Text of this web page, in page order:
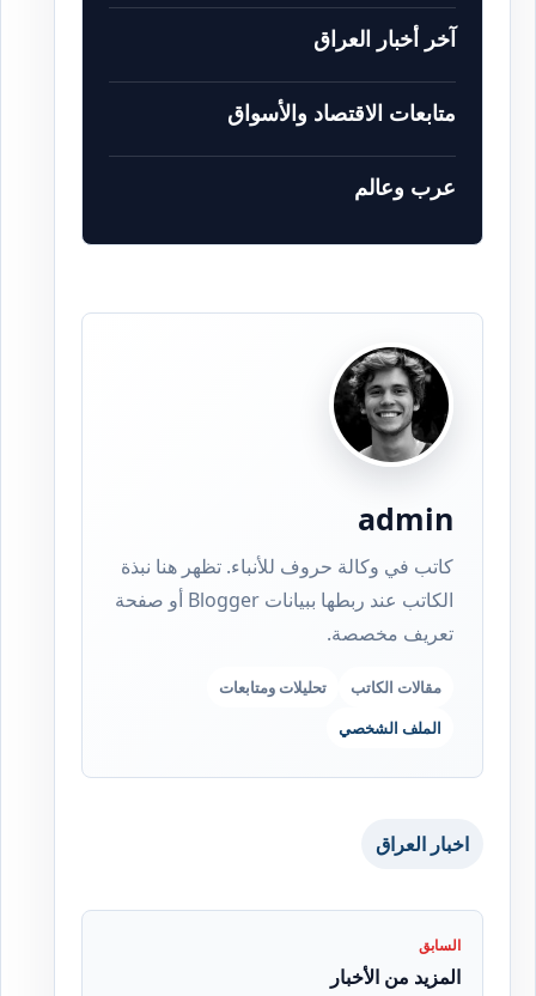
آخر أخبار العراق
متابعات الاقتصاد والأسواق
عرب وعالم
admin
كاتب في وكالة حروف للأنباء. تظهر هنا نبذة
الكاتب عند ربطها ببيانات Blogger أو صفحة
تعريف مخصصة.
مقالات الكاتب
تحليلات ومتابعات
الملف الشخصي
اخبار العراق
السابق
المزيد من الأخبار